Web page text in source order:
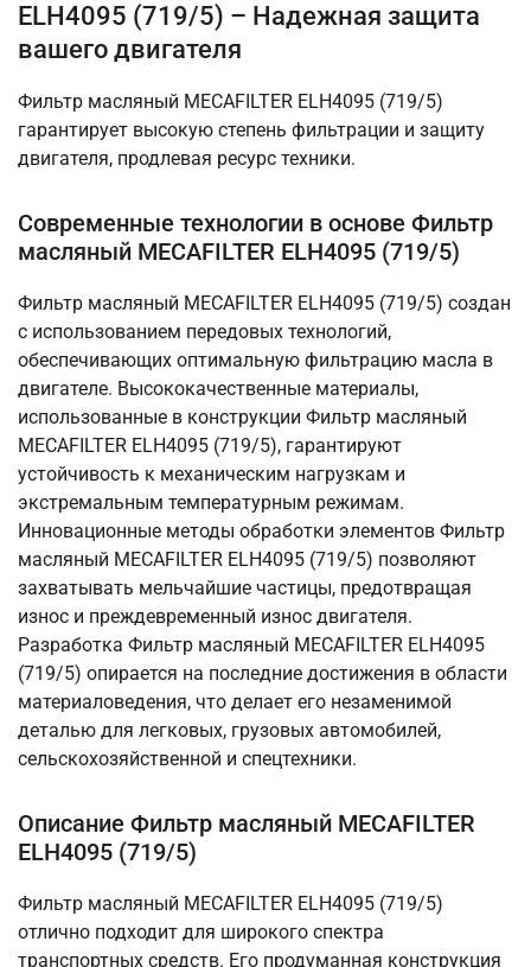
ELH4095 (719/5) – Надежная защита
вашего двигателя
Фильтр масляный MECAFILTER ELH4095 (719/5)
гарантирует высокую степень фильтрации и защиту
двигателя, продлевая ресурс техники.
Современные технологии в основе Фильтр
масляный MECAFILTER ELH4095 (719/5)
Фильтр масляный MECAFILTER ELH4095 (719/5) создан
с использованием передовых технологий,
обеспечивающих оптимальную фильтрацию масла в
двигателе. Высококачественные материалы,
использованные в конструкции Фильтр масляный
MECAFILTER ELH4095 (719/5), гарантируют
устойчивость к механическим нагрузкам и
экстремальным температурным режимам.
Инновационные методы обработки элементов Фильтр
масляный MECAFILTER ELH4095 (719/5) позволяют
захватывать мельчайшие частицы, предотвращая
износ и преждевременный износ двигателя.
Разработка Фильтр масляный MECAFILTER ELH4095
(719/5) опирается на последние достижения в области
материаловедения, что делает его незаменимой
деталью для легковых, грузовых автомобилей,
сельскохозяйственной и спецтехники.
Описание Фильтр масляный MECAFILTER
ELH4095 (719/5)
Фильтр масляный MECAFILTER ELH4095 (719/5)
отлично подходит для широкого спектра
транспортных средств. Его продуманная конструкция